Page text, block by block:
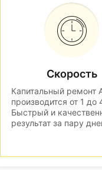
Скорость
Капитальный ремонт
производится от 1 до
Быстрый и
результат за пару